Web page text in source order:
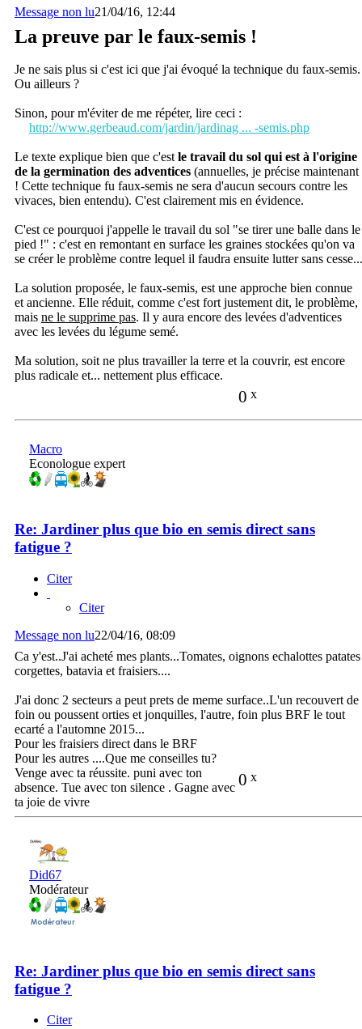
Message non lu21/04/16, 12:44
La preuve par le faux-semis !
Je ne sais plus si c'est ici que j'ai évoqué la technique du faux-semis.
Ou ailleurs ?
Sinon, pour m'éviter de me répéter, lire ceci :
http://www.gerbeaud.com/jardin/jardinag ... -semis.php
Le texte explique bien que c'est le travail du sol qui est à l'origine
de la germination des adventices (annuelles, je précise maintenant
! Cette technique fu faux-semis ne sera d'aucun secours contre les
vivaces, bien entendu). C'est clairement mis en évidence.
C'est ce pourquoi j'appelle le travail du sol "se tirer une balle dans le
pied !" : c'est en remontant en surface les graines stockées qu'on va
se créer le problème contre lequel il faudra ensuite lutter sans cesse...
La solution proposée, le faux-semis, est une approche bien connue
et ancienne. Elle réduit, comme c'est fort justement dit, le problème,
mais ne le supprime pas. Il y aura encore des levées d'adventices
avec les levées du légume semé.
Ma solution, soit ne plus travailler la terre et la couvrir, est encore
plus radicale et... nettement plus efficace.
0 x
Macro
Econologue expert
Re: Jardiner plus que bio en semis direct sans
fatigue ?
Citer
Citer
Message non lu22/04/16, 08:09
Ca y'est..J'ai acheté mes plants...Tomates, oignons echalottes patates
corgettes, batavia et fraisiers....
J'ai donc 2 secteurs a peut prets de meme surface..L'un recouvert de
foin ou poussent orties et jonquilles, l'autre, foin plus BRF le tout
ecarté a l'automne 2015...
Pour les fraisiers direct dans le BRF
Pour les autres ....Que me conseilles tu?
0 x
Venge avec ta réussite. puni avec ton
absence. Tue avec ton silence . Gagne avec
ta joie de vivre
Did67
Modérateur
Re: Jardiner plus que bio en semis direct sans
fatigue ?
Citer